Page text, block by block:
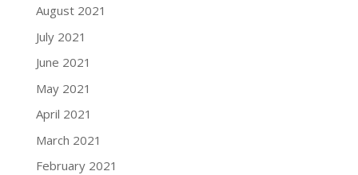
August 2021
July 2021
June 2021
May 2021
April 2021
March 2021
February 2021